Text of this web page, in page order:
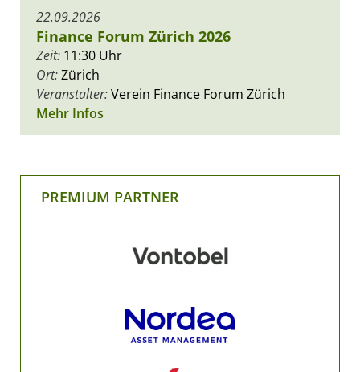
22.09.2026
Finance Forum Zürich 2026
Zeit: 11:30 Uhr
Ort:Zürich
Veranstalter:Verein Finance Forum Zürich
Mehr Infos
PREMIUM PARTNER